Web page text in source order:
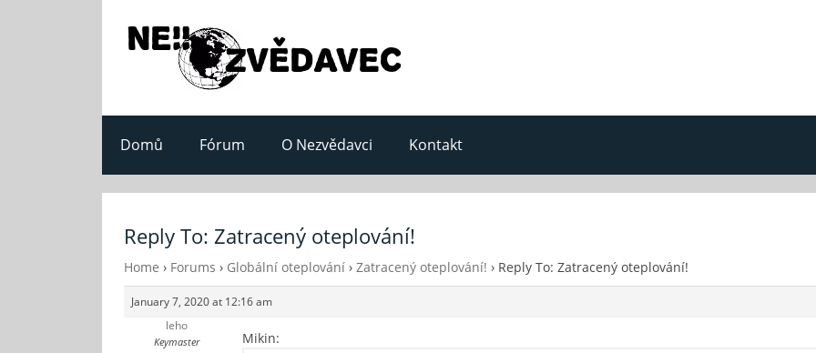
Domů Fórum O Nezvědavci Kontakt
Reply To: Zatracený oteplování!
Home › Forums › Globální oteplování › Zatracený oteplování! › Reply To: Zatracený oteplování!
January 7, 2020 at 12:16 am
leho
Keymaster Mikin: